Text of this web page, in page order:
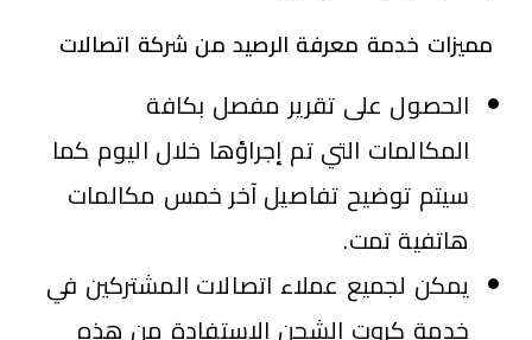
مميزات خدمة معرفة الرصيد من شركة اتصالات
الحصول على تقرير مفصل بكافة
المكالمات التي تم إجراؤها خلال اليوم كما
سيتم توضيح تفاصيل آخر خمس مكالمات
هاتفية تمت.
يمكن لجميع عملاء اتصالات المشتركين في
خدمة كروت الشحن الاستفادة من هذه